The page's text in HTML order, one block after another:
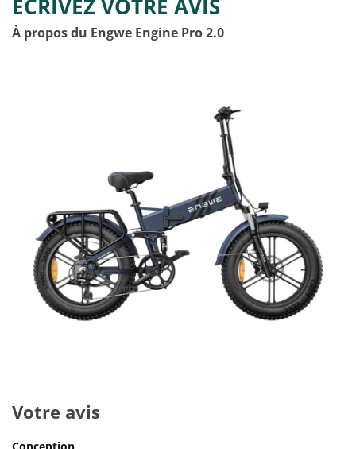
ÉCRIVEZ VOTRE AVIS
À propos du Engwe Engine Pro 2.0
Votre avis